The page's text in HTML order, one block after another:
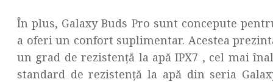
În plus, Galaxy Buds Pro sunt concepute
a oferi un confort suplimentar. Acestea
un grad de rezistență la apă IPX7 , cel mai
standard de rezistență la apă din seria